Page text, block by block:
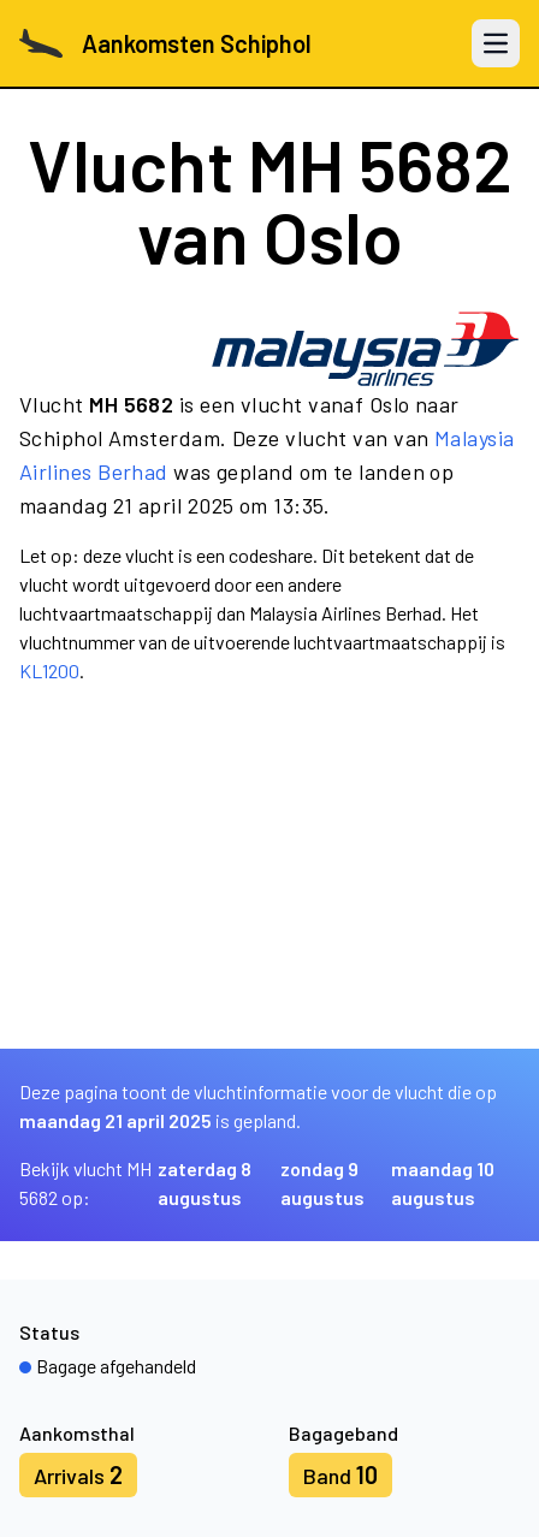
Aankomsten Schiphol Open
Vlucht MH 5682
van Oslo
Vlucht MH 5682 is een vlucht vanaf Oslo naar
Schiphol Amsterdam. Deze vlucht van van Malaysia
Airlines Berhad was gepland om te landen op
maandag 21 april 2025 om 13:35.
Let op: deze vlucht is een codeshare. Dit betekent dat de
vlucht wordt uitgevoerd door een andere
luchtvaartmaatschappij dan Malaysia Airlines Berhad. Het
vluchtnummer van de uitvoerende luchtvaartmaatschappij is
KL1200.
Deze pagina toont de vluchtinformatie voor de vlucht die op
maandag 21 april 2025 is gepland.
Bekijk vlucht MH
5682 op:
zaterdag 8
augustus
zondag 9
augustus
maandag 10
augustus
Aankomsthal
Arrivals 2
Bagageband
Band 10
Status
Bagage afgehandeld